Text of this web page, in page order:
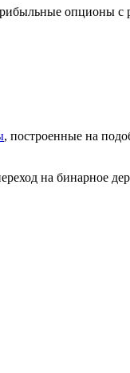
опционы с
, построенные на
на бинарное